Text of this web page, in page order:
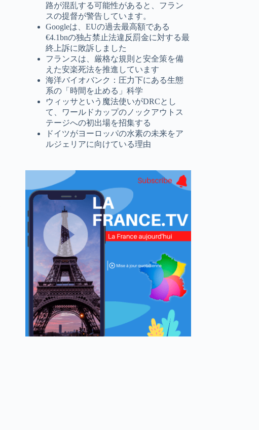
路が混乱する可能性があると、フラン
スの提督が警告しています。
Googleは、EUの過去最高額である
€4.1bnの独占禁止法違反罰金に対する最
終上訴に敗訴しました
フランスは、厳格な規則と安全策を備
えた安楽死法を推進しています
海洋バイオバンク：圧力下にある生態
系の「時間を止める」科学
ウィッサという魔法使いがDRCとし
て、ワールドカップのノックアウトス
テージへの初出場を招集する
ドイツがヨーロッパの水素の未来をア
ルジェリアに向けている理由